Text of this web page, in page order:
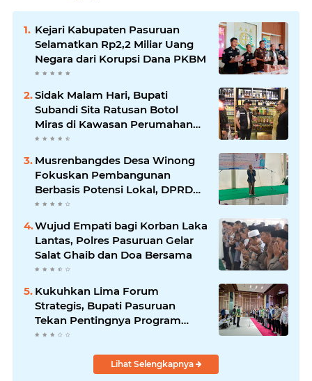
Kejari Kabupaten Pasuruan
Selamatkan Rp2,2 Miliar Uang
Negara dari Korupsi Dana PKBM
Sidak Malam Hari, Bupati
Subandi Sita Ratusan Botol
Miras di Kawasan Perumahan
Sidoarjo
Musrenbangdes Desa Winong
Fokuskan Pembangunan
Berbasis Potensi Lokal, DPRD
Optimistis Meski Dihantam
Efisiensi Anggaran
Wujud Empati bagi Korban Laka
Lantas, Polres Pasuruan Gelar
Salat Ghaib dan Doa Bersama
Kukuhkan Lima Forum
Strategis, Bupati Pasuruan
Tekan Pentingnya Program
Nyata untuk Rakyat
Lihat Selengkapnya